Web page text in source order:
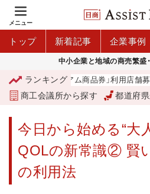
メニュー
トップ 新着記事 企業事例
中小企業と地域の商売繁盛
ランキング
青森市プレミアム商品券」利用店舗募集
商工会議所から探す 都道府
今日から始める“大
QOLの新常識② 賢
の利用法